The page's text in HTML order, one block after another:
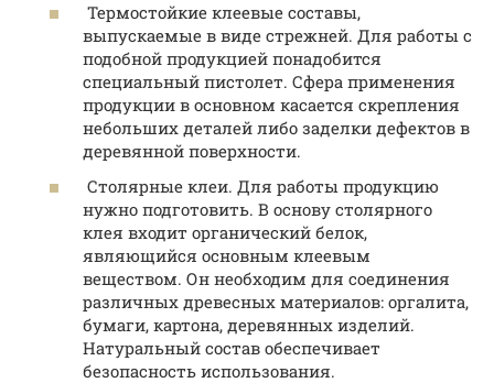
Термостойкие клеевые составы,
выпускаемые в виде стрежней. Для работы с
подобной продукцией понадобится
специальный пистолет. Сфера применения
продукции в основном касается скрепления
небольших деталей либо заделки дефектов в
деревянной поверхности.
Столярные клеи. Для работы продукцию
нужно подготовить. В основу столярного
клея входит органический белок,
являющийся основным клеевым
веществом. Он необходим для соединения
различных древесных материалов: оргалита,
бумаги, картона, деревянных изделий.
Натуральный состав обеспечивает
безопасность использования.